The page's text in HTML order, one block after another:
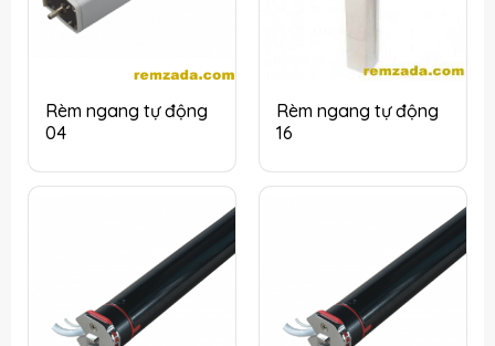
Rèm ngang tự động
04
Rèm ngang tự động
16